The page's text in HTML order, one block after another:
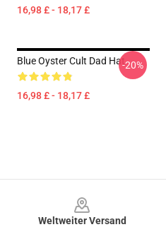
16,98 £ - 18,17 £
Blue Oyster Cult Dad Hat
16,98 £ - 18,17 £
-20%
Weltweiter Versand